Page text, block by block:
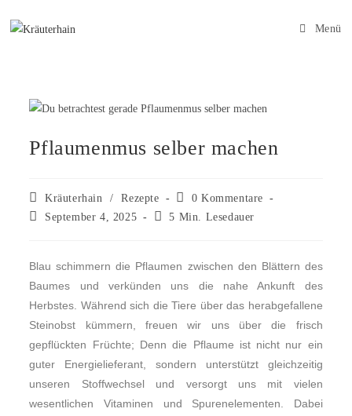
Menü
Pflaumenmus selber machen
Kräuterhain / Rezepte
0 Kommentare
September 4, 2025
5 Min. Lesedauer
Blau schimmern die Pflaumen zwischen den Blättern des
Baumes und verkünden uns die nahe Ankunft des
Herbstes. Während sich die Tiere über das herabgefallene
Steinobst kümmern, freuen wir uns über die frisch
gepflückten Früchte; Denn die Pflaume ist nicht nur ein
guter Energielieferant, sondern unterstützt gleichzeitig
unseren Stoffwechsel und versorgt uns mit vielen
wesentlichen Vitaminen und Spurenelementen. Dabei